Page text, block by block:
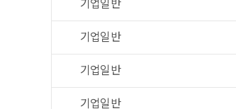
기업일반
기업일반
기업일반
기업일반